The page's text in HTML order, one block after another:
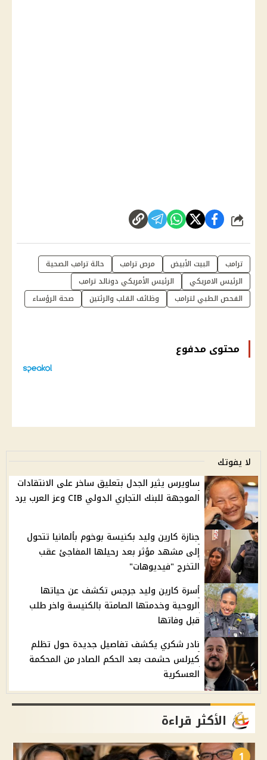
شارك
ترامب البيت الأبيض مرص ترامب
حالة ترامب الصحية
الرئيس الامريكي
الرئيس الأمريكي دونالد ترامب
الفحص الطبي لترامب
وظائف القلب والرئتين صحة الرؤساء
محتوى مدفوع
لا يفوتك
ساويرس يثير الجدل بتعليق ساخر على الانتقادات
الموجهة للبنك التجاري الدولي CIB وعز العرب يرد
جنازة كارين وليد بكنيسة بوخوم بألمانيا تتحول
إلى مشهد مؤثر بعد رحيلها المفاجئ عقب
التخرج "فيديوهات"
أسرة كارين وليد جرجس تكشف عن حياتها
الروحية وخدمتها الصامتة بالكنيسة واخر طلب
قبل وفاتها
نادر شكري يكشف تفاصيل جديدة حول تظلم
كيرلس حشمت بعد الحكم الصادر من المحكمة
العسكرية
الأكثر قراءة